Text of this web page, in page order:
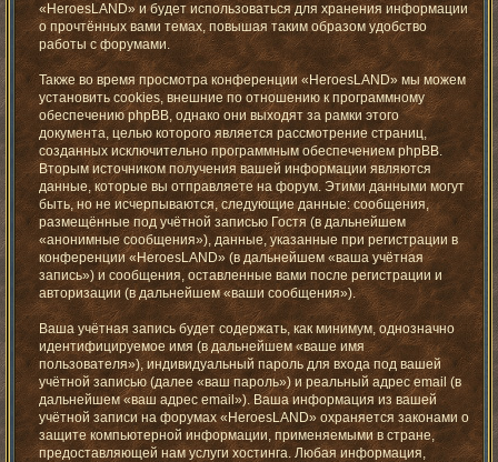
«HeroesLAND» и будет использоваться для хранения информации
о прочтённых вами темах, повышая таким образом удобство
работы с форумами.
Также во время просмотра конференции «HeroesLAND» мы можем
установить cookies, внешние по отношению к программному
обеспечению phpBB, однако они выходят за рамки этого
документа, целью которого является рассмотрение страниц,
созданных исключительно программным обеспечением phpBB.
Вторым источником получения вашей информации являются
данные, которые вы отправляете на форум. Этими данными могут
быть, но не исчерпываются, следующие данные: сообщения,
размещённые под учётной записью Гостя (в дальнейшем
«анонимные сообщения»), данные, указанные при регистрации в
конференции «HeroesLAND» (в дальнейшем «ваша учётная
запись») и сообщения, оставленные вами после регистрации и
авторизации (в дальнейшем «ваши сообщения»).
Ваша учётная запись будет содержать, как минимум, однозначно
идентифицируемое имя (в дальнейшем «ваше имя
пользователя»), индивидуальный пароль для входа под вашей
учётной записью (далее «ваш пароль») и реальный адрес email (в
дальнейшем «ваш адрес email»). Ваша информация из вашей
учётной записи на форумах «HeroesLAND» охраняется законами о
защите компьютерной информации, применяемыми в стране,
предоставляющей нам услуги хостинга. Любая информация,